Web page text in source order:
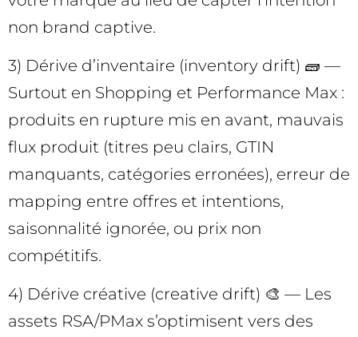
non brand captive.
3) Dérive d’inventaire (inventory drift) 🧱 —
Surtout en Shopping et Performance Max :
produits en rupture mis en avant, mauvais
flux produit (titres peu clairs, GTIN
manquants, catégories erronées), erreur de
mapping entre offres et intentions,
saisonnalité ignorée, ou prix non
compétitifs.
4) Dérive créative (creative drift) 🎨 — Les
assets RSA/PMax s’optimisent vers des